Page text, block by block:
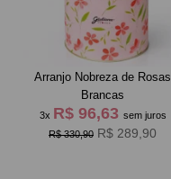
Arranjo Nobreza de Rosas
Brancas
3x R$ 96,63 sem juros
R$ 330,90 R$ 289,90